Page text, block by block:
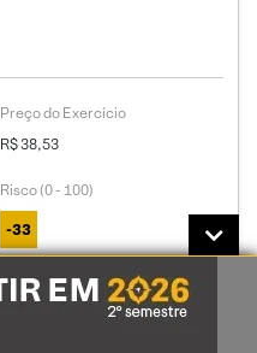
Preço do Exercício
R$ 38,53
Risco (0 - 100)
-33